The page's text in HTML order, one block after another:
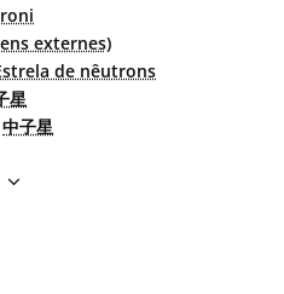
externes)
de nêutrons
星
中子星